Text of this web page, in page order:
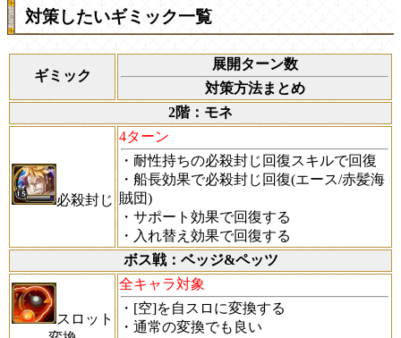
対策したいギミック一覧
ギミック
展開ターン数
対策方法まとめ
2階：モネ
必殺封じ
4ターン
・耐性持ちの必殺封じ回復スキルで回復
・船長効果で必殺封じ回復(エース/赤髪海
賊団)
・サポート効果で回復する
・入れ替え効果で回復する
ボス戦：ベッジ&ペッツ
スロット
全キャラ対象
・[空]を自スロに変換する
・通常の変換でも良い